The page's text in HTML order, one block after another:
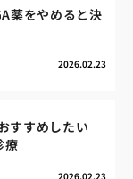
薬をやめると決
2026.02.23
すすめしたい
療
2026.02.23